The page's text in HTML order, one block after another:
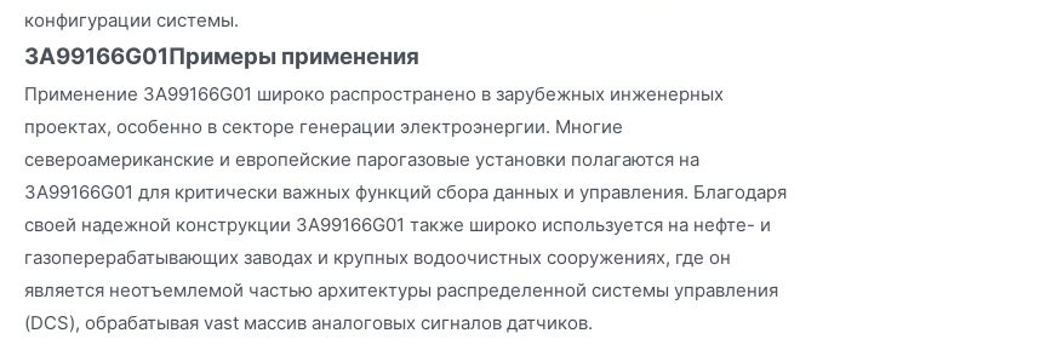
конфигурации системы.
3A99166G01Примеры применения
Применение 3A99166G01 широко распространено в зарубежных инженерных
проектах, особенно в секторе генерации электроэнергии. Многие
североамериканские и европейские парогазовые установки полагаются на
3A99166G01 для критически важных функций сбора данных и управления. Благодаря
своей надежной конструкции 3A99166G01 также широко используется на нефте- и
газоперерабатывающих заводах и крупных водоочистных сооружениях, где он
является неотъемлемой частью архитектуры распределенной системы управления
(DCS), обрабатывая vast массив аналоговых сигналов датчиков.